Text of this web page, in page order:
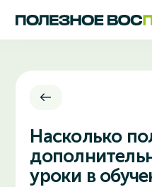
Насколько
уроки в